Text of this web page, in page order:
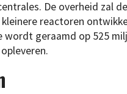
De overheid zal
reactoren
geraamd op 525